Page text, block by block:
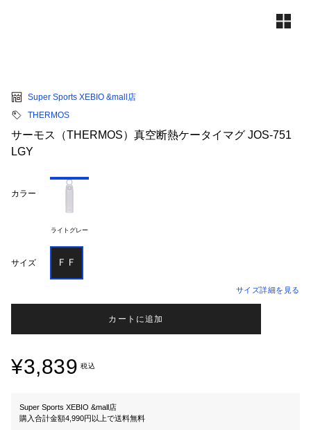
Super Sports XEBIO &mall店
THERMOS
サーモス（THERMOS）真空断熱ケータイマグ JOS-751
LGY
カラー
ライトグレー
サイズ ＦＦ
サイズ詳細を見る
カートに追加
¥3,839 税込
Super Sports XEBIO &mall店
購入合計金額4,990円以上で送料無料